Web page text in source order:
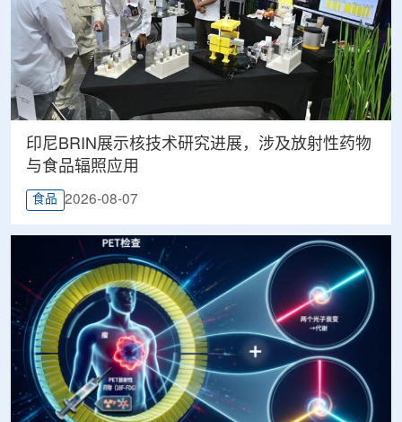
印尼BRIN展示核技术研究进展，涉及放射性药物
与食品辐照应用
食品 2026-08-07